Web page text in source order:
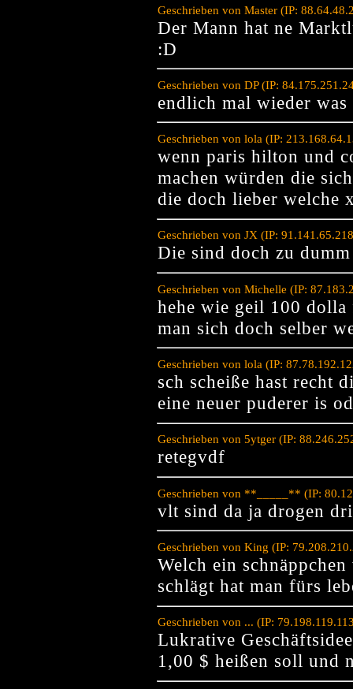
Geschrieben von Master (IP:
Der Mann hat ne
:D
Geschrieben von DP (IP:
endlich mal wieder was
Geschrieben von lola (IP:
wenn paris hilton und
machen würden die
die doch lieber welche
Geschrieben von JX (IP:
Die sind doch zu
Geschrieben von Michelle (IP:
hehe wie geil 100
man sich doch selber
Geschrieben von lola (IP:
sch scheiße hast recht
eine neuer puderer is
Geschrieben von 5ytger (IP:
retegvdf
Geschrieben von **_____** (IP:
vlt sind da ja drogen
Geschrieben von King (IP:
Welch ein
schlägt hat man fürs
Geschrieben von ... (IP:
Lukrative
1,00 $ heißen soll und